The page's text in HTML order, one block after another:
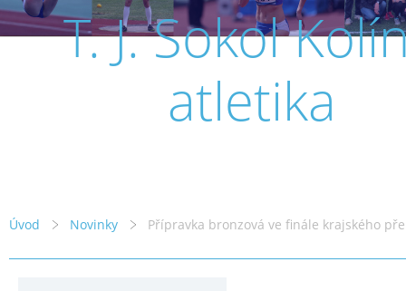
T. J. Sokol
atletika
Úvod Novinky Přípravka bronzová ve finále krajského